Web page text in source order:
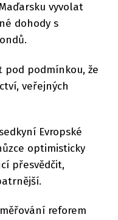
vyvolat
dohody s
podmínkou, že
veřejných
Evropské
optimisticky
přesvědčit,
reforem